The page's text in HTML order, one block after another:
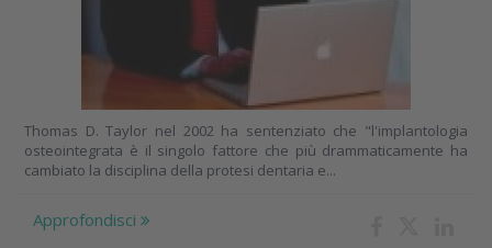
Thomas D. Taylor nel 2002 ha sentenziato che "l'implantologia
osteointegrata è il singolo fattore che più drammaticamente ha
cambiato la disciplina della protesi dentaria e...
Approfondisci